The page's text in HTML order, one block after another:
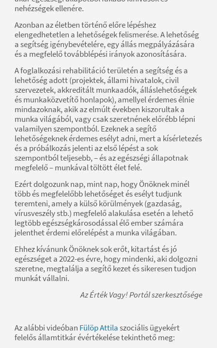
nehézségek ellenére.
Azonban az életben történő előre lépéshez
elengedhetetlen a lehetőségek felismerése. A lehetőség
a segítség igénybevételére, egy állás megpályázására
és a megfelelő továbblépési irányok azonosítására.
A foglalkozási rehabilitáció területén a segítség és a
lehetőség adott (projektek, állami hivatalok, civil
szervezetek, akkreditált munkaadók, álláslehetőségek
és munkaközvetítő honlapok), amellyel érdemes élnie
mindazoknak, akik az elmúlt években kiszorultak a
munka világából, vagy csak szeretnének előrébb lépni
valamilyen szempontból. Ezeknek a segítő
lehetőségeknek érdemes esélyt adni, mert a kísérletezés
és a próbálkozás jelenti az első lépést a sok
szempontból teljesebb, – és az egészségi állapotnak
megfelelő – munkával töltött élet felé.
Ezért dolgozunk nap, mint nap, hogy Önöknek minél
több és megfelelőbb lehetőséget és esélyt tudjunk
teremteni, amely a külső körülmények (gazdaság,
vírusveszély stb.) megfelelő alakulása esetén a lehető
legtöbb egészségkárosodással élő ember számára
jelenthet érdemi előrelépést a munka világában.
Ehhez kívánunk Önöknek sok erőt, kitartást és jó
egészséget a 2022-es évre, hogy mindenki, aki dolgozni
szeretne, megtalálja a segítő kezet és sikeresen tudjon
munkát vállalni.
Az Érték Vagy! Portál szerkesztősége
Az alábbi videóban Fülöp Attilaszociális ügyekért
felelős államtitkár évértékelése tekinthető meg: